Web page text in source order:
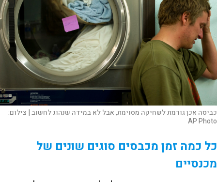
כביסה אכן גורמת לשחיקה מסוימת, אבל לא במידה שנהוג לחשוב | צילום:
AP Photo
כל כמה זמן מכבסים סוגים שונים של
מכנסיים